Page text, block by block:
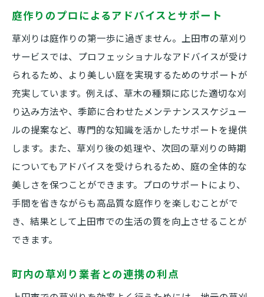
ンス
草刈り後の廃棄物処理の手順
庭の美観を保つためのクリーンアップ
草刈り後の土壌改善と栄養補給
再利用可能な草刈り廃棄物の活用法
清潔を維持するための防犯と安全対策
草刈り後の長期的な庭の健康維持
上田市での草刈りサービスで手間を省く
草刈りサービスの流れと詳細
草刈り業者選びのポイントと比較
庭作りのプロによるアドバイスとサポート
草刈りは庭作りの第一歩に過ぎません。上田市の草刈り
サービスでは、プロフェッショナルなアドバイスが受け
られるため、より美しい庭を実現するためのサポートが
充実しています。例えば、草木の種類に応じた適切な刈
り込み方法や、季節に合わせたメンテナンススケジュー
ルの提案など、専門的な知識を活かしたサポートを提供
します。また、草刈り後の処理や、次回の草刈りの時期
についてもアドバイスを受けられるため、庭の全体的な
美しさを保つことができます。プロのサポートにより、
手間を省きながらも高品質な庭作りを楽しむことがで
き、結果として上田市での生活の質を向上させることが
できます。
町内の草刈り業者との連携の利点